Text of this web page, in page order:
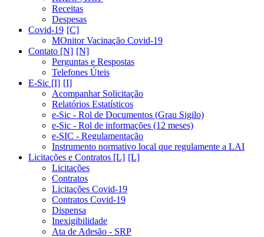
Receitas
Despesas
Covid-19
MOnitor Vacinação Covid-19
Contato [N]
Perguntas e Respostas
Telefones Úteis
E-Sic [I]
Acompanhar Solicitação
Relatórios Estatísticos
e-Sic - Rol de Documentos (Grau Sigilo)
e-Sic - Rol de informações (12 meses)
e-SIC - Regulamentação
Instrumento normativo local que regulamente a LAI
Licitações e Contratos [L]
Licitações
Contratos
Licitações Covid-19
Contratos Covid-19
Dispensa
Inexigibilidade
Ata de Adesão - SRP